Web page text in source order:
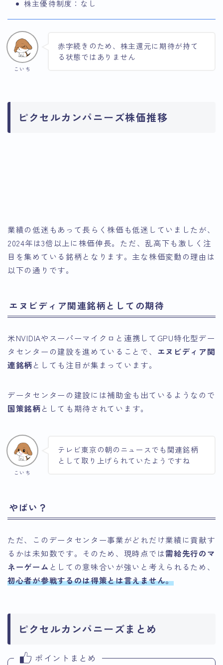
株主優待制度：なし
こいち
赤字続きのため、株主還元に期待が持て
る状態ではありません
ピクセルカンパニーズ株価推移
業績の低迷もあって長らく株価も低迷していましたが、
2024年は3倍以上に株価伸長。ただ、乱高下も激しく注
目を集めている銘柄となります。主な株価変動の理由は
以下の通りです。
エヌビディア関連銘柄としての期待
米NVIDIAやスーパーマイクロと連携してGPU特化型デー
タセンターの建設を進めていることで、 エヌビディア関
連銘柄としても注目が集まっています。
データセンターの建設には補助金も出ているようなので
国策銘柄としても期待されています。
こいち
テレビ東京の朝のニュースでも関連銘柄
として取り上げられていたようですね
やばい？
ただ、このデータセンター事業がどれだけ業績に貢献す
るかは未知数です。そのため、現時点では需給先行のマ
ネーゲーム としての意味合いが強いと考えられるため、
初心者が参戦するのは得策とは言えません。
ピクセルカンパニーズまとめ
ポイントまとめ